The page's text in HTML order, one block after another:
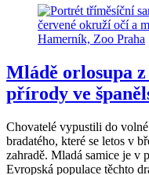
Mládě orlosupa
přírody ve
Chovatelé vypustili do
bradatého, které se letos v
zahradě. Mladá samice je v
Evropská populace těchto